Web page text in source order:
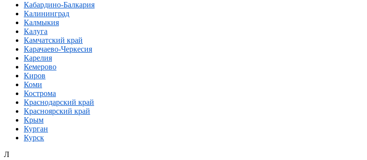
Кабардино-Балкария
Калининград
Калмыкия
Калуга
Камчатский край
Карачаево-Черкесия
Карелия
Кемерово
Киров
Коми
Кострома
Краснодарский край
Красноярский край
Крым
Курган
Курск
Л